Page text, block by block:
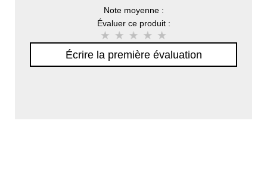
Note moyenne :
Évaluer ce produit :
Écrire la première évaluation